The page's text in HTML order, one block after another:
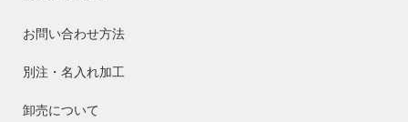
お問い合わせ方法
別注・名入れ加工
卸売について